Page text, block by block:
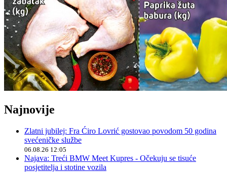
Najnovije
Zlatni jubilej: Fra Ćiro Lovrić gostovao povodom 50 godina
svećeničke službe
06.08.26 12:05
Najava: Treći BMW Meet Kupres - Očekuju se tisuće
posjetitelja i stotine vozila